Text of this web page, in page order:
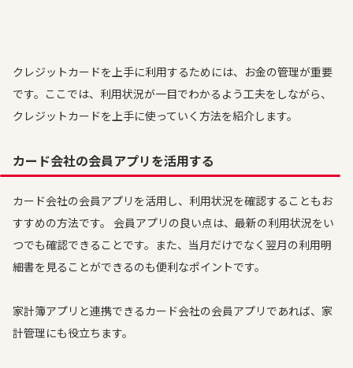
クレジットカードを上手に利用するためには、お金の管理が重要
です。ここでは、利用状況が一目でわかるよう工夫をしながら、
クレジットカードを上手に使っていく方法を紹介します。
カード会社の会員アプリを活用する
カード会社の会員アプリを活用し、利用状況を確認することもお
すすめの方法です。 会員アプリの良い点は、最新の利用状況をい
つでも確認できることです。また、当月だけでなく翌月の利用明
細書を見ることができるのも便利なポイントです。
家計簿アプリと連携できるカード会社の会員アプリであれば、家
計管理にも役立ちます。